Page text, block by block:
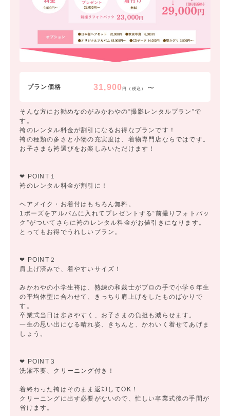
プラン価格 31,900円（税込） 〜
そんな方にお勧めなのがみかわやの“撮影レンタルプラン”で
す。
袴のレンタル料金が割引になるお得なプランです！
袴の種類の多さと小物の充実度は、着物専門店ならではです。
お子さまも袴選びをお楽しみいただけます！
❤ POINT１
袴のレンタル料金が割引に！
ヘアメイク・お着付はもちろん無料。
1ポーズをアルバムに入れてプレゼントする“前撮りフォトパッ
ク”がついてさらに袴のレンタル料金がお値引きになります。
とってもお得でうれしいプラン。
❤ POINT２
肩上げ済みで、着やすいサイズ！
みかわやの小学生袴は、熟練の和裁士がプロの手で小学６年生
の平均体型に合わせて、きっちり肩上げをしたものばかりで
す。
卒業式当日は歩きやすく、お子さまの負担も減らせます。
一生の思い出になる晴れ姿、きちんと、かわいく着せてあげま
しょう。
❤ POINT３
洗濯不要、クリーニング付き！
着終わった袴はそのまま返却してOK！
クリーニングに出す必要がないので、忙しい卒業式後の手間が
省けます。